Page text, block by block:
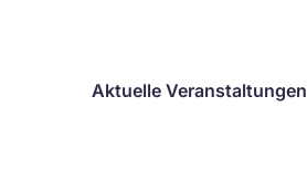
Aktuelle Veranstaltungen